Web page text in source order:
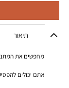
תיאור
מחפשים את
אתם יכולים